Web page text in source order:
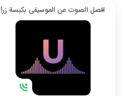
افصل الصوت عن الموسيقى بكبسة زر!